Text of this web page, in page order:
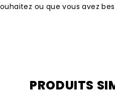
ou que vous avez
PRODUITS